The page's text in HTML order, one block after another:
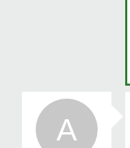
A